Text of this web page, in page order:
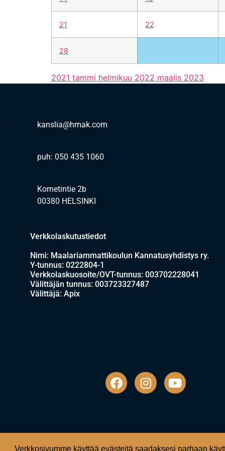
Verkkosivumme käyttää evästeitä saadaksesi parhaan
21 22
28
2021 tammi helmikuu 2022 maalis 2023
kanslia@hmak.com
puh: 050 435 1060
Kornetintie 2b
00380 HELSINKI
Verkkolaskutustiedot
Nimi: Maalariammattikoulun Kannatusyhdistys ry.
Y-tunnus: 0222804-1
Verkkolaskuosoite/OVT-tunnus: 003702228041
Välittäjän tunnus: 003723327487
Välittäjä: Apix